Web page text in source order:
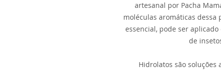
artesanal por Pacha
moléculas aromáticas
essencial, pode ser
de
Hidrolatos são soluções